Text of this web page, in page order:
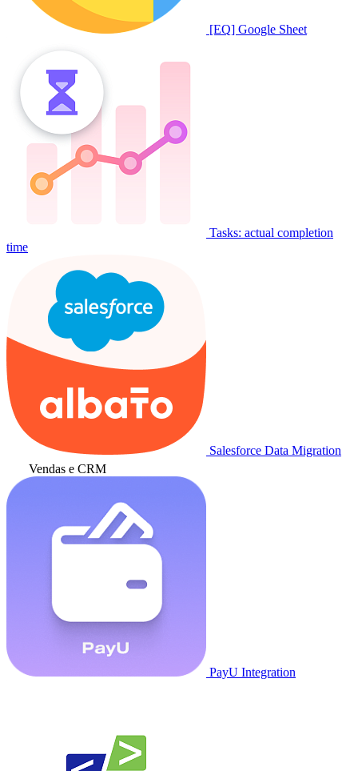
[EQ] Google Sheet
Tasks: actual completion
time
Salesforce Data Migration
Vendas e CRM
PayU Integration